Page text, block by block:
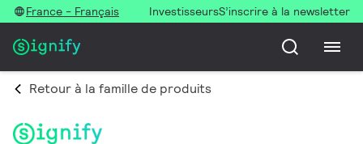
France - Français InvestisseursS’inscrire à la newsletter
Retour à la famille de produits